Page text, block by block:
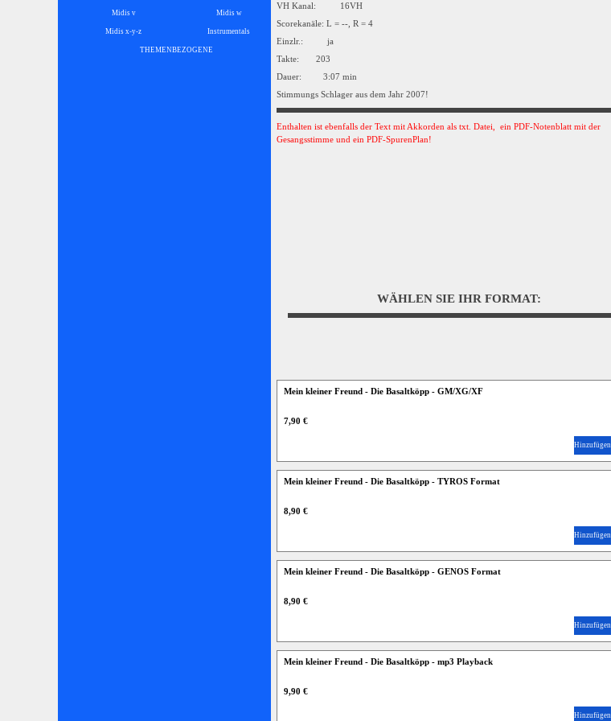
Midis v Midis w
Midis x-y-z Instrumentals
THEMENBEZOGENE
VH Kanal: 16VH
Scorekanäle: L = --, R = 4
Einzlr.: ja
Takte: 203
Dauer: 3:07 min
Stimmungs Schlager aus dem Jahr 2007!
Enthalten ist ebenfalls der Text mit Akkorden als txt. Datei, ein PDF-Notenblatt mit der
Gesangsstimme und ein PDF-SpurenPlan!
WÄHLEN SIE IHR FORMAT:
Mein kleiner Freund - Die Basaltköpp - GM/XG/XF
7,90 €
Hinzufügen
Mein kleiner Freund - Die Basaltköpp - TYROS Format
8,90 €
Hinzufügen
Mein kleiner Freund - Die Basaltköpp - GENOS Format
8,90 €
Hinzufügen
Mein kleiner Freund - Die Basaltköpp - mp3 Playback
9,90 €
Hinzufügen